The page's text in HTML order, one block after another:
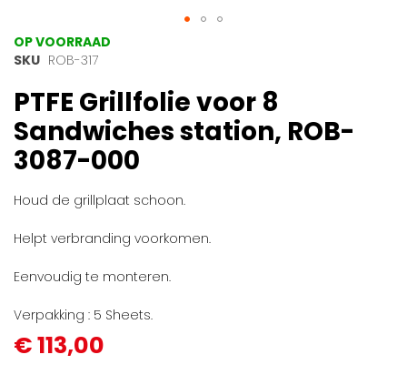
Ga
naar
begin
van
de
afbeeldingen-
gallerij
OP VOORRAAD
SKU ROB-317
PTFE Grillfolie voor 8
Sandwiches station, ROB-
3087-000
Houd de grillplaat schoon.
Helpt verbranding voorkomen.
Eenvoudig te monteren.
Verpakking : 5 Sheets.
€ 113,00